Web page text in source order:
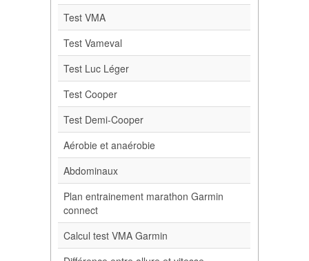
Test VMA
Test Vameval
Test Luc Léger
Test Cooper
Test Demi-Cooper
Aérobie et anaérobie
Abdominaux
Plan entrainement marathon Garmin
connect
Calcul test VMA Garmin